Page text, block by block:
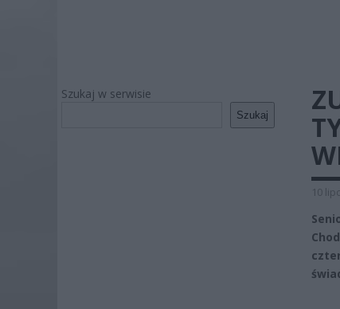
Szukaj w serwisie
Szukaj
10